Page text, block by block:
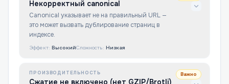
Некорректный canonical
Canonical указывает не на правильный URL —
это может вызвать дублирование страниц в
индексе.
Эффект: ВысокийСложность: Низкая
ПРОИЗВОДИТЕЛЬНОСТЬ
Сжатие не включено (нет GZIP/Brotli)
Важно